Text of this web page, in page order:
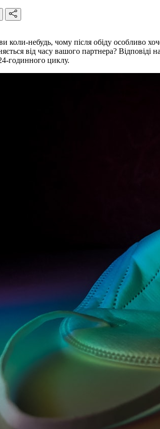
коли-небудь, чому після обіду особливо
від часу вашого партнера?
годинного циклу.